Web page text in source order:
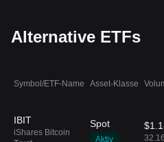
Alternative ETFs
Symbol/ETF-Name Asset-Klasse
IBIT
iShares Bitcoin
Spot
Aktiv